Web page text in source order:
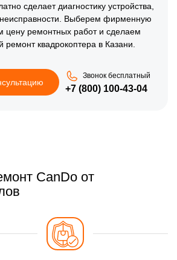
сделает диагностику устройства,
Выберем фирменную
цену ремонтных работ и сделаем
ремонт квадрокоптера в Казани.
Звонок бесплатный
+7 (800) 100-43-04
CanDo от